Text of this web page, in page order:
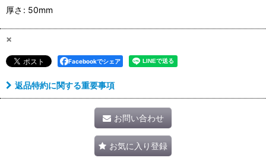
厚さ : 50mm
×
Facebookでシェア
返品特約に関する重要事項
お問い合わせ
お気に入り登録